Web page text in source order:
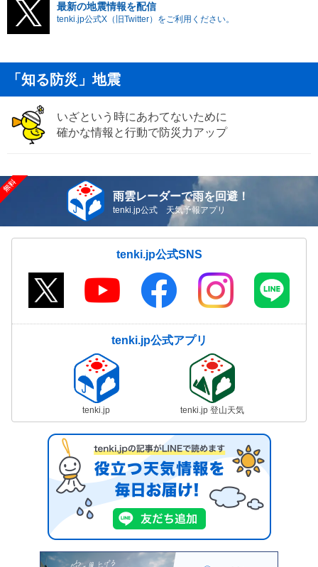
最新の地震情報を配信
tenki.jp公式X（旧Twitter）をご利用ください。
「知る防災」地震
いざという時にあわてないために
確かな情報と行動で防災力アップ
雨雲レーダーで雨を回避！
tenki.jp公式 天気予報アプリ
tenki.jp公式SNS
tenki.jp公式アプリ
tenki.jp tenki.jp 登山天気